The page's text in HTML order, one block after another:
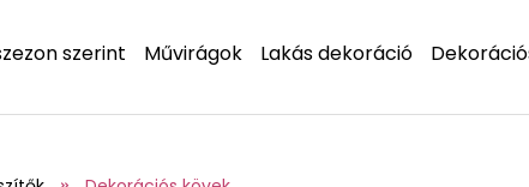
szerint Művirágok Lakás dekoráció